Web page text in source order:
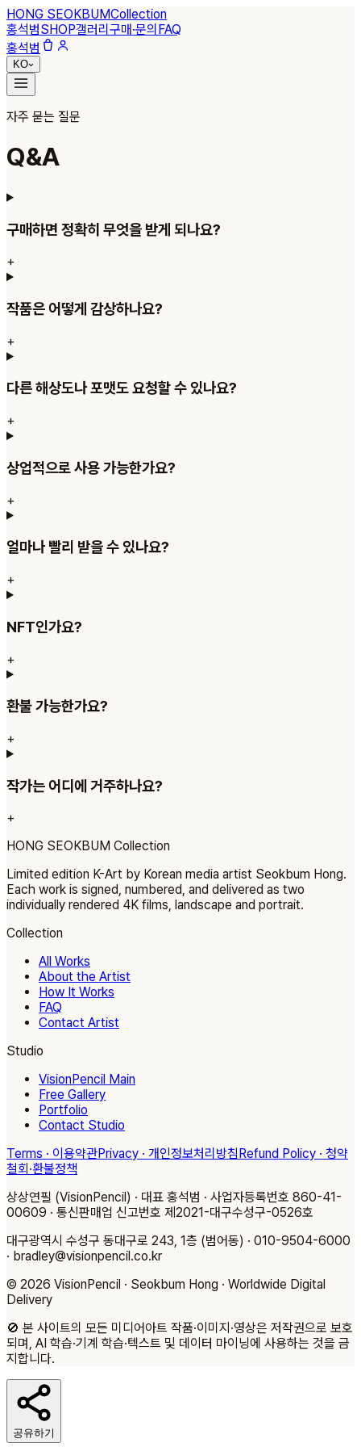
HONG SEOKBUMCollection
홍석범SHOP갤러리 구매·문의 FAQ
홍석범
KO
자주 묻는 질문
Q&A
구매하면 정확히 무엇을 받게 되나요?
+
작품은 어떻게 감상하나요?
+
다른 해상도나 포맷도 요청할 수 있나요?
+
상업적으로 사용 가능한가요?
+
얼마나 빨리 받을 수 있나요?
+
NFT인가요?
+
환불 가능한가요?
+
작가는 어디에 거주하나요?
+
HONG SEOKBUM Collection
Limited edition K-Art by Korean media artist Seokbum Hong.
Each work is signed, numbered, and delivered as two
individually rendered 4K films, landscape and portrait.
Collection
All Works
About the Artist
How It Works
FAQ
Contact Artist
Studio
VisionPencil Main
Free Gallery
Portfolio
Contact Studio
Terms · 이용약관Privacy · 개인정보처리방침 Refund Policy · 청약
철회·환불정책
상상연필 (VisionPencil) · 대표 홍석범 · 사업자등록번호 860-41-
00609 · 통신판매업 신고번호 제2021-대구수성구-0526호
대구광역시 수성구 동대구로 243, 1층 (범어동) · 010-9504-6000
· bradley@visionpencil.co.kr
© 2026 VisionPencil · Seokbum Hong · Worldwide Digital
Delivery
🚫 본 사이트의 모든 미디어아트 작품·이미지·영상은 저작권으로 보호
되며, AI 학습·기계 학습·텍스트 및 데이터 마이닝에 사용하는 것을 금
지합니다.
공유하기